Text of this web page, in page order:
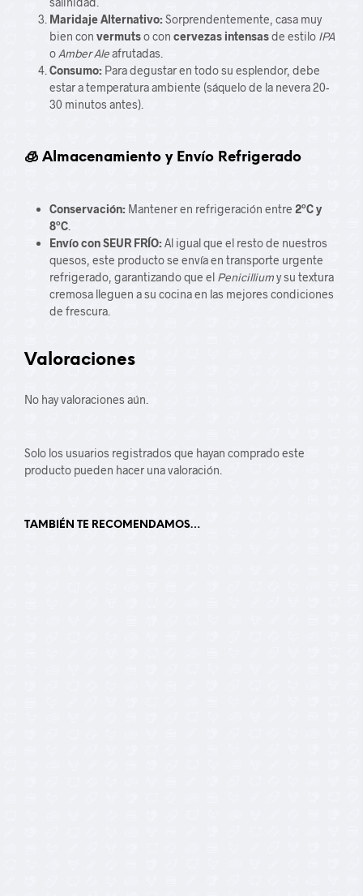
Maridaje Alternativo:Sorprendentemente, casa muy
bien con vermutso con cervezas intensasde estilo IPA
o Amber Aleafrutadas.
Consumo:Para degustar en todo su esplendor, debe
estar a temperatura ambiente (sáquelo de la nevera 20-
30 minutos antes).
🧊 Almacenamiento y Envío Refrigerado
Conservación:Mantener en refrigeración entre 2ºC y
8ºC.
Envío con SEUR FRÍO:Al igual que el resto de nuestros
quesos, este producto se envía en transporte urgente
refrigerado, garantizando que el Penicilliumy su textura
cremosa lleguen a su cocina en las mejores condiciones
de frescura.
Valoraciones
No hay valoraciones aún.
Solo los usuarios registrados que hayan comprado este
producto pueden hacer una valoración.
TAMBIÉN TE RECOMENDAMOS…